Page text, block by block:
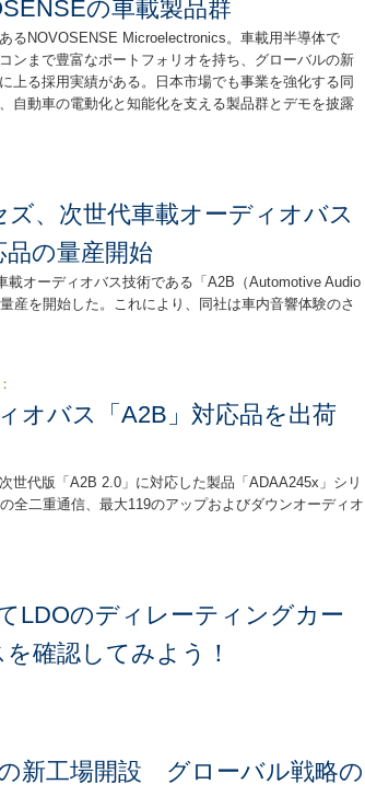
の車載製品群
るNOVOSENSE Microelectronics。車載用半導体で
ンまで豊富なポートフォリオを持ち、グローバルの新
上る採用実績がある。日本市場でも事業を強化する同
自動車の電動化と知能化を支える製品群とデモを披露
、次世代車載オーディオバス
品の量産開始
オーディオバス技術である「A2B（Automotive Audio
産を開始した。これにより、同社は車内音響体験のさ
オバス「A2B」対応品を出荷
世代版「A2B 2.0」に対応した製品「ADAA245x」シリ
全二重通信、最大119のアップおよびダウンオーディオ
LDOのディレーティングカー
確認してみよう！
新工場開設 グローバル戦略の